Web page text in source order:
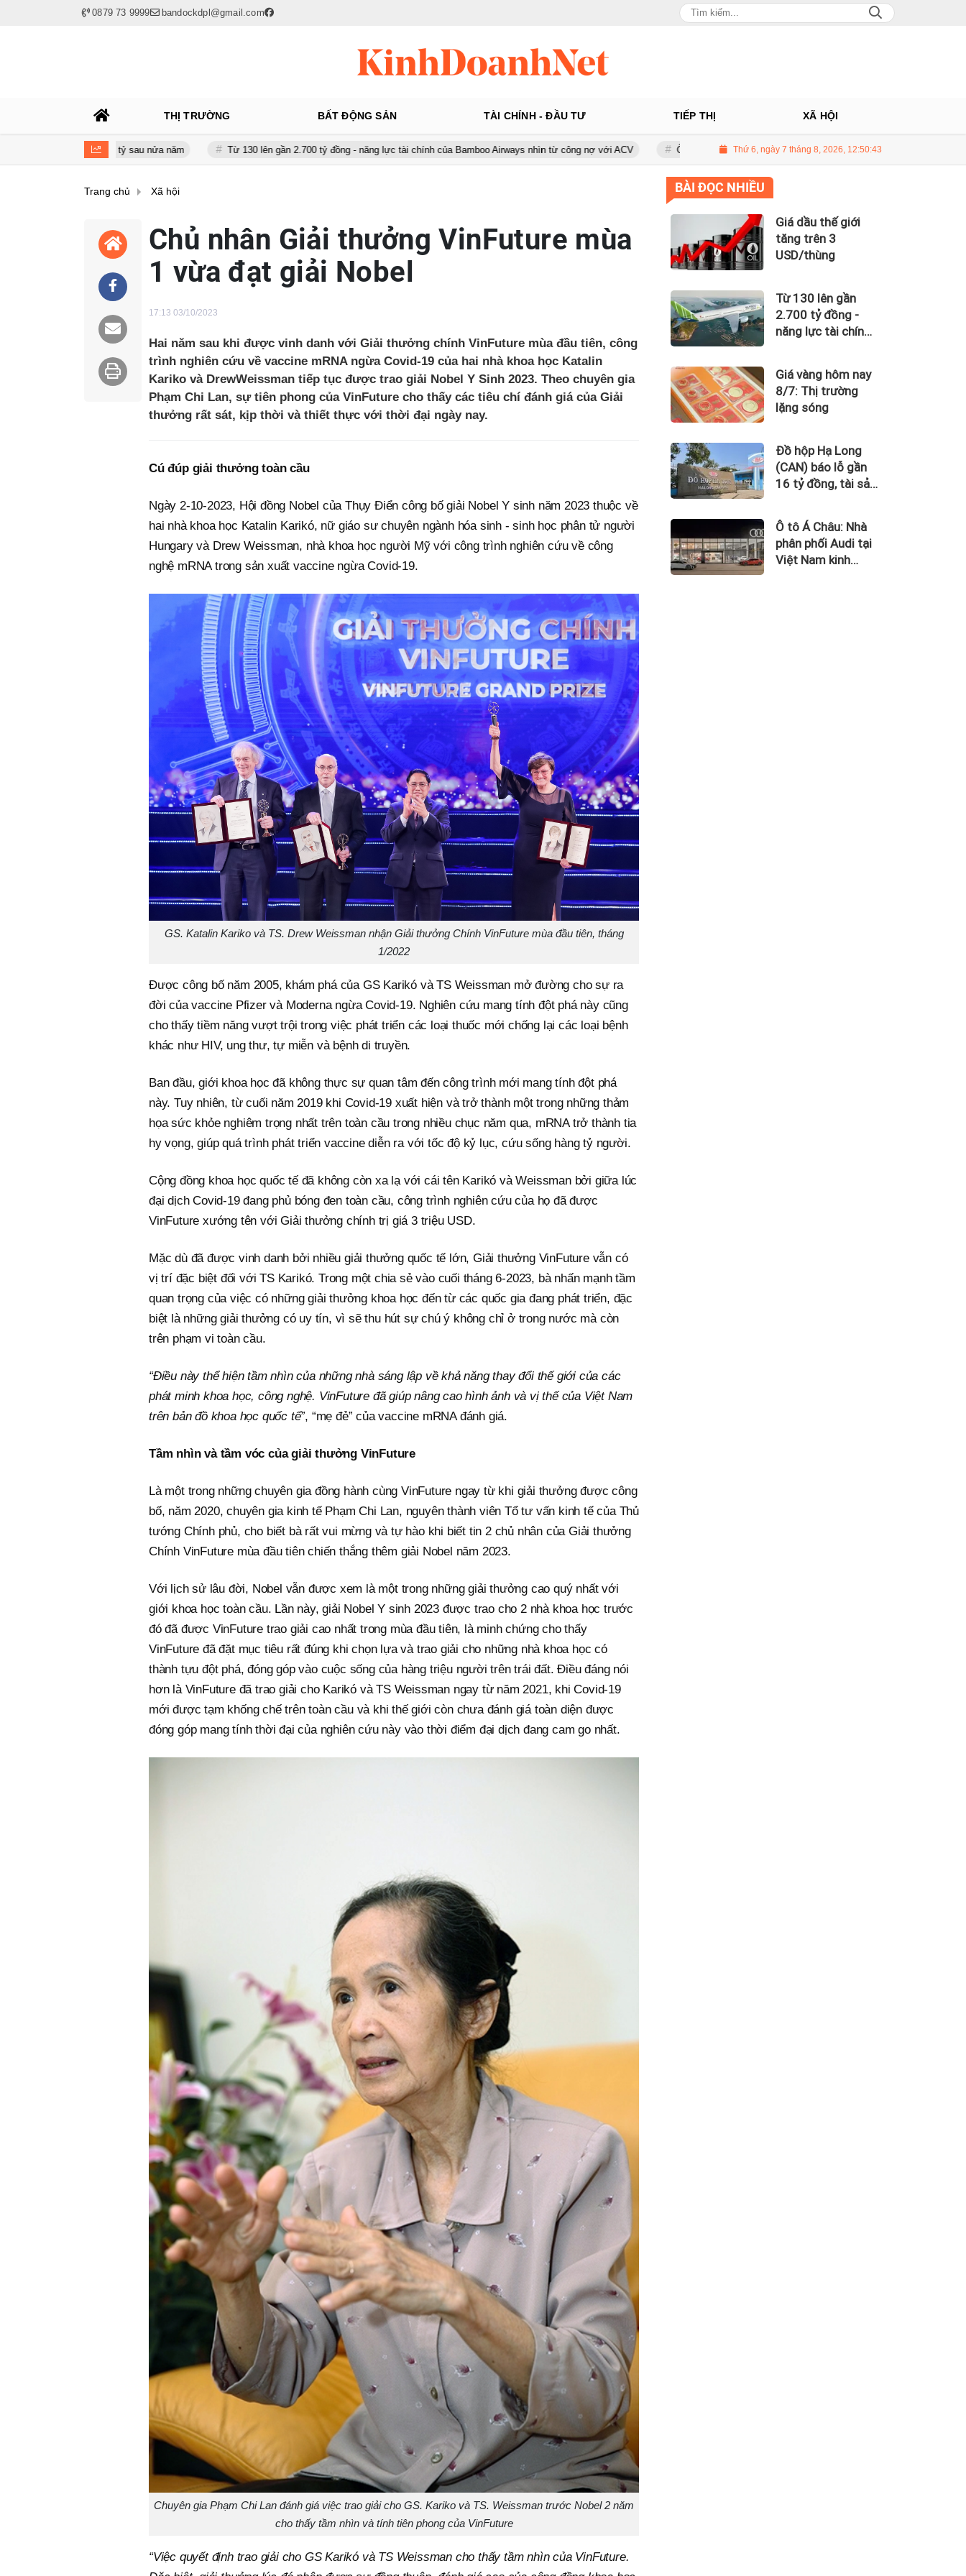
0879 73 9999 bandockdpl@gmail.com
THỊ TRƯỜNG BẤT ĐỘNG SẢN TÀI CHÍNH - ĐẦU TƯ TIẾP THỊ XÃ HỘI
gần 120 tỷ sau nửa năm Từ 130 lên gần 2.700 tỷ đồng - năng lực tài chính của Bamboo Airways nhìn từ công nợ với ACV Ô tô Á Châu: Nhà phân phối Audi tại Việt Nam kinh doanh thua lỗ
Thứ 6, ngày 7 tháng 8, 2026, 12:50:44
Trang chủ Xã hội
Chủ nhân Giải thưởng VinFuture mùa
1 vừa đạt giải Nobel
17:13 03/10/2023
Hai năm sau khi được vinh danh với Giải thưởng chính VinFuture mùa đầu tiên, công
trình nghiên cứu về vaccine mRNA ngừa Covid-19 của hai nhà khoa học Katalin
Kariko và DrewWeissman tiếp tục được trao giải Nobel Y Sinh 2023. Theo chuyên gia
Phạm Chi Lan, sự tiên phong của VinFuture cho thấy các tiêu chí đánh giá của Giải
thưởng rất sát, kịp thời và thiết thực với thời đại ngày nay.
Cú đúp giải thưởng toàn cầu
Ngày 2-10-2023, Hội đồng Nobel của Thụy Điển công bố giải Nobel Y sinh năm 2023 thuộc về
hai nhà khoa học Katalin Karikó, nữ giáo sư chuyên ngành hóa sinh - sinh học phân tử người
Hungary và Drew Weissman, nhà khoa học người Mỹ với công trình nghiên cứu về công
nghệ mRNA trong sản xuất vaccine ngừa Covid-19.
GS. Katalin Kariko và TS. Drew Weissman nhận Giải thưởng Chính VinFuture mùa đầu tiên, tháng
1/2022
Được công bố năm 2005, khám phá của GS Karikó và TS Weissman mở đường cho sự ra
đời của vaccine Pfizer và Moderna ngừa Covid-19. Nghiên cứu mang tính đột phá này cũng
cho thấy tiềm năng vượt trội trong việc phát triển các loại thuốc mới chống lại các loại bệnh
khác như HIV, ung thư, tự miễn và bệnh di truyền.
Ban đầu, giới khoa học đã không thực sự quan tâm đến công trình mới mang tính đột phá
này. Tuy nhiên, từ cuối năm 2019 khi Covid-19 xuất hiện và trở thành một trong những thảm
họa sức khỏe nghiêm trọng nhất trên toàn cầu trong nhiều chục năm qua, mRNA trở thành tia
hy vọng, giúp quá trình phát triển vaccine diễn ra với tốc độ kỷ lục, cứu sống hàng tỷ người.
Cộng đồng khoa học quốc tế đã không còn xa lạ với cái tên Karikó và Weissman bởi giữa lúc
đại dịch Covid-19 đang phủ bóng đen toàn cầu, công trình nghiên cứu của họ đã được
VinFuture xướng tên với Giải thưởng chính trị giá 3 triệu USD.
Mặc dù đã được vinh danh bởi nhiều giải thưởng quốc tế lớn, Giải thưởng VinFuture vẫn có
vị trí đặc biệt đối với TS Karikó. Trong một chia sẻ vào cuối tháng 6-2023, bà nhấn mạnh tầm
quan trọng của việc có những giải thưởng khoa học đến từ các quốc gia đang phát triển, đặc
biệt là những giải thưởng có uy tín, vì sẽ thu hút sự chú ý không chỉ ở trong nước mà còn
trên phạm vi toàn cầu.
“Điều này thể hiện tầm nhìn của những nhà sáng lập về khả năng thay đổi thế giới của các
phát minh khoa học, công nghệ. VinFuture đã giúp nâng cao hình ảnh và vị thế của Việt Nam
trên bản đồ khoa học quốc tế”, “mẹ đẻ” của vaccine mRNA đánh giá.
Tầm nhìn và tầm vóc của giải thưởng VinFuture
Là một trong những chuyên gia đồng hành cùng VinFuture ngay từ khi giải thưởng được công
bố, năm 2020, chuyên gia kinh tế Phạm Chi Lan, nguyên thành viên Tổ tư vấn kinh tế của Thủ
tướng Chính phủ, cho biết bà rất vui mừng và tự hào khi biết tin 2 chủ nhân của Giải thưởng
Chính VinFuture mùa đầu tiên chiến thắng thêm giải Nobel năm 2023.
Với lịch sử lâu đời, Nobel vẫn được xem là một trong những giải thưởng cao quý nhất với
giới khoa học toàn cầu. Lần này, giải Nobel Y sinh 2023 được trao cho 2 nhà khoa học trước
đó đã được VinFuture trao giải cao nhất trong mùa đầu tiên, là minh chứng cho thấy
VinFuture đã đặt mục tiêu rất đúng khi chọn lựa và trao giải cho những nhà khoa học có
thành tựu đột phá, đóng góp vào cuộc sống của hàng triệu người trên trái đất. Điều đáng nói
hơn là VinFuture đã trao giải cho Karikó và TS Weissman ngay từ năm 2021, khi Covid-19
mới được tạm khống chế trên toàn cầu và khi thế giới còn chưa đánh giá toàn diện được
đóng góp mang tính thời đại của nghiên cứu này vào thời điểm đại dịch đang cam go nhất.
Chuyên gia Phạm Chi Lan đánh giá việc trao giải cho GS. Kariko và TS. Weissman trước Nobel 2 năm
cho thấy tầm nhìn và tính tiên phong của VinFuture
“Việc quyết định trao giải cho GSKarikó và TS Weissman cho thấy tầm nhìn của VinFuture.
BÀI ĐỌC NHIỀU
Giá dầu thế giới
tăng trên 3
USD/thùng
Từ 130 lên gần
2.700 tỷ đồng -
năng lực tài chính
công nợ với ACV
Giá vàng hôm nay
8/7: Thị trường
lặng sóng
Đồ hộp Hạ Long
(CAN) báo lỗ gần
16 tỷ đồng, tài sản
sau nửa năm
Ô tô Á Châu: Nhà
phân phối Audi tại
Việt Nam kinh